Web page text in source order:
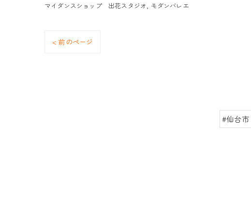
マイダンスショップ 出花スタジオ モダンバレエ
< 前のページ
#仙台市